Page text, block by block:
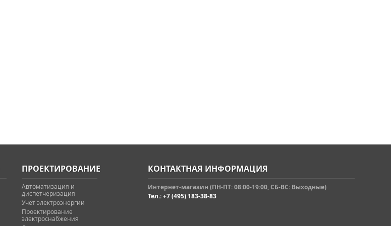
ПРОЕКТИРОВАНИЕ
Автоматизация и
диспетчеризация
Учет электроэнергии
Проектирование
электроснабжения
КОНТАКТНАЯ ИНФОРМАЦИЯ
Интернет-магазин (ПН-ПТ: 08:00-19:00, СБ-ВС: Выходные)
Тел.: +7 (495) 183-38-83